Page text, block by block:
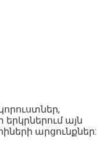
երկրներում այն
արցունքներ: